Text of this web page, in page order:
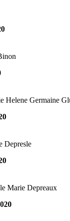
Helene Germaine
Depresle
Marie Depreaux